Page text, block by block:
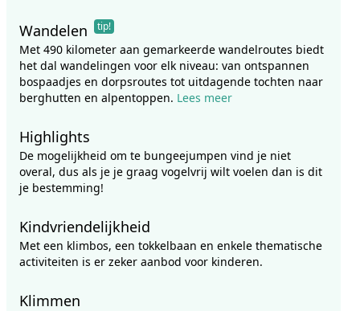
Wandelen tip!
Met 490 kilometer aan gemarkeerde wandelroutes biedt
het dal wandelingen voor elk niveau: van ontspannen
bospaadjes en dorpsroutes tot uitdagende tochten naar
berghutten en alpentoppen. Lees meer
Highlights
De mogelijkheid om te bungeejumpen vind je niet
overal, dus als je je graag vogelvrij wilt voelen dan is dit
je bestemming!
Kindvriendelijkheid
Met een klimbos, een tokkelbaan en enkele thematische
activiteiten is er zeker aanbod voor kinderen.
Klimmen